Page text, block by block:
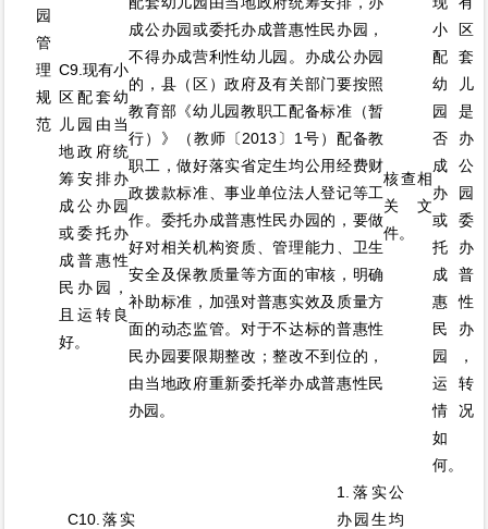
园
管
理
规
范
C9.现有小
区配套幼
儿园由当
地政府统
筹安排办
成公办园
或委托办
成普惠性
民办园，
且运转良
好。
成公办园或委托办成普惠性民办园，
不得办成营利性幼儿园。办成公办园
的，县（区）政府及有关部门要按照
教育部《幼儿园教职工配备标准（暂
行）》（教师〔2013〕1号）配备教
职工，做好落实省定生均公用经费财
政拨款标准、事业单位法人登记等工
作。委托办成普惠性民办园的，要做
好对相关机构资质、管理能力、卫生
安全及保教质量等方面的审核，明确
补助标准，加强对普惠实效及质量方
面的动态监管。对于不达标的普惠性
民办园要限期整改；整改不到位的，
由当地政府重新委托举办成普惠性民
办园。
核查相
关文
件。
小区
配套
幼儿
园是
否办
成公
办园
或委
托办
成普
惠性
民办
园，
运转
情况
如
何。
C10.落实
1.落实公
办园生均